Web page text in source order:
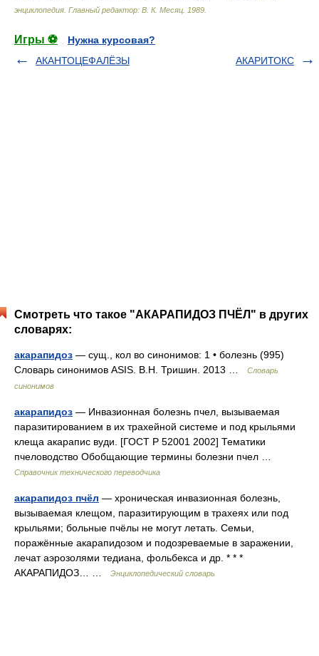
энциклопедия Главный редактор: В. К. Месяц 1989
Игры ⚽
Нужна курсовая?
АКАНТОЦЕФАЛЁЗЫ
АКАРИТОКС
Смотреть что такое "АКАРАПИДОЗ ПЧЁЛ" в других
словарях:
акарапидоз — сущ., кол во синонимов: 1 • болезнь (995)
Словарь синонимов ASIS. В.Н. Тришин. 2013 …
Словарь
синонимов
акарапидоз — Инвазионная болезнь пчел, вызываемая
паразитированием в их трахейной системе и под крыльями
клеща акарапис вуди. [ГОСТ Р 52001 2002] Тематики
пчеловодство Обобщающие термины болезни пчел …
Справочник технического переводчика
акарапидоз пчёл — хроническая инвазионная болезнь,
вызываемая клещом, паразитирующим в трахеях или под
крыльями; больные пчёлы не могут летать. Семьи,
поражённые акарапидозом и подозреваемые в заражении,
лечат аэрозолями тедиана, фольбекса и др. * * *
АКАРАПИДОЗ… …
Энциклопедический словарь